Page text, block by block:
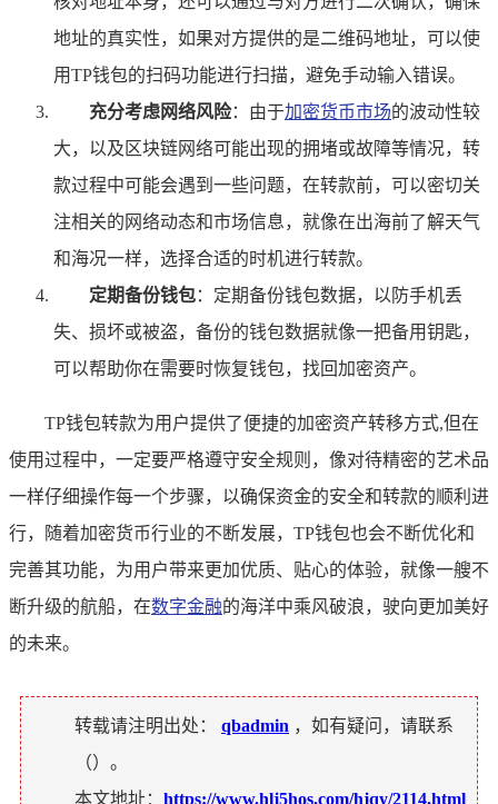
地址的真实性，如果对方提供的是二维码地址，可以使
用TP钱包的扫码功能进行扫描，避免手动输入错误。
充分考虑网络风险：由于加密货币市场的波动性较
大，以及区块链网络可能出现的拥堵或故障等情况，转
款过程中可能会遇到一些问题，在转款前，可以密切关
注相关的网络动态和市场信息，就像在出海前了解天气
和海况一样，选择合适的时机进行转款。
定期备份钱包：定期备份钱包数据，以防手机丢
失、损坏或被盗，备份的钱包数据就像一把备用钥匙，
可以帮助你在需要时恢复钱包，找回加密资产。
TP钱包转款为用户提供了便捷的加密资产转移方式,但在
使用过程中，一定要严格遵守安全规则，像对待精密的艺术品
一样仔细操作每一个步骤，以确保资金的安全和转款的顺利进
行，随着加密货币行业的不断发展，TP钱包也会不断优化和
完善其功能，为用户带来更加优质、贴心的体验，就像一艘不
断升级的航船，在数字金融的海洋中乘风破浪，驶向更加美好
的未来。
转载请注明出处： qbadmin ，如有疑问，请联系
（）。
本文地址： https://www.hlj5hos.com/hjqy/2114.html